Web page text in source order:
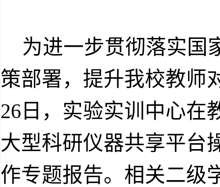
为进一步贯彻落实国
策部署，提升我校教师
26日，实验实训中心在
大型科研仪器共享平台
作专题报告。相关二级